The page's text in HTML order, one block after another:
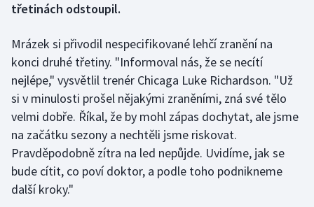
Golf
Gymnastika
Házená
Jezdectví
třetinách odstoupil.
Mrázek si přivodil nespecifikované lehčí zranění na
konci druhé třetiny. "Informoval nás, že se necítí
nejlépe," vysvětlil trenér Chicaga Luke Richardson. "Už
si v minulosti prošel nějakými zraněními, zná své tělo
velmi dobře. Říkal, že by mohl zápas dochytat, ale jsme
na začátku sezony a nechtěli jsme riskovat.
Pravděpodobně zítra na led nepůjde. Uvidíme, jak se
bude cítit, co poví doktor, a podle toho podnikneme
další kroky."